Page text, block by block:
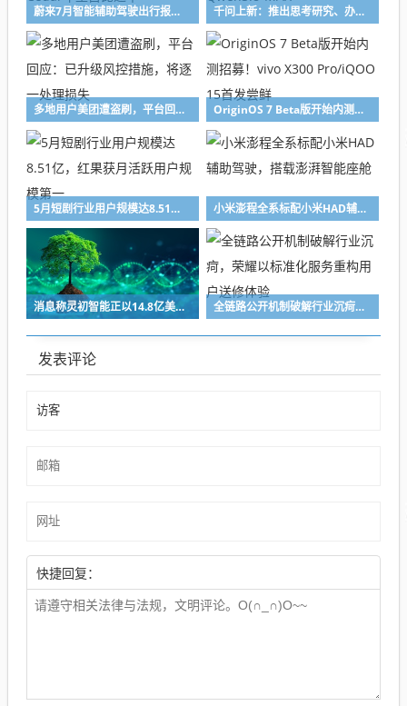
蔚来7月智能辅助驾驶出行报告：总里程超2.5亿公里，Cedar车型占比过半 千问上新：推出思考研究、办公助理等功能，支持Qwen3.8-MAX
多地用户美团遭盗刷，平台回应：已升级风控措施，将逐一处理损失 OriginOS 7 Beta版开始内测招募！vivo X300 Pro/iQOO 15首发尝鲜
5月短剧行业用户规模达8.51亿，红果获月活跃用户规模第一 小米澎程全系标配小米HAD辅助驾驶，搭载澎湃智能座舱
消息称灵初智能正以14.8亿美元估值融资近1亿美元 全链路公开机制破解行业沉疴，荣耀以标准化服务重构用户送修体验
发表评论
快捷回复：